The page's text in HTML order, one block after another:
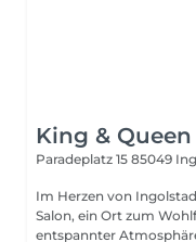
King & Queen
Paradeplatz 15 85049
Im Herzen von
Salon, ein Ort zum
entspannter